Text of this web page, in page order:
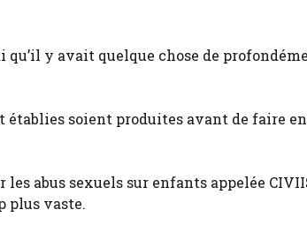
qu’il y avait quelque chose de
soient produites avant de faire
abus sexuels sur enfants appelée
plus vaste.